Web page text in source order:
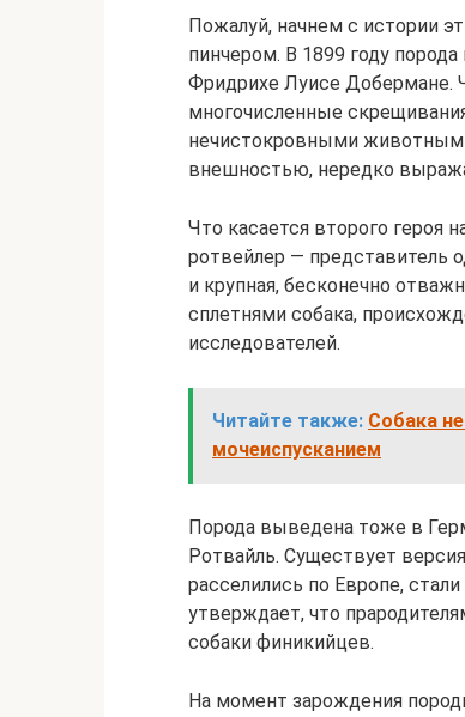
Пожалуй, начнем с истории
пинчером. В 1899 году
Фридрихе Луисе Добермане.
многочисленные
нечистокровными
внешностью, нередко
Что касается второго героя
ротвейлер — представитель
и крупная, бесконечно
сплетнями собака,
исследователей.
Читайте также: Собака
мочеиспусканием
Порода выведена тоже в
Ротвайль. Существует
расселились по Европе,
утверждает, что
собаки финикийцев.
На момент зарождения